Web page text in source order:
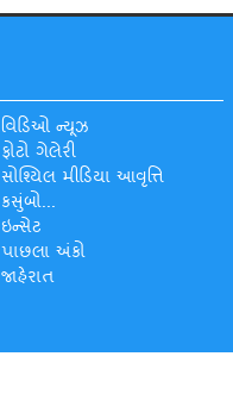
વિડિઓ ન્યૂઝ
ફોટો ગેલેરી
સોશ્યિલ મીડિયા આવૃત્તિ
કસુંબો...
ઇન્સેટ
પાછલા અંકો
જાહેરાત